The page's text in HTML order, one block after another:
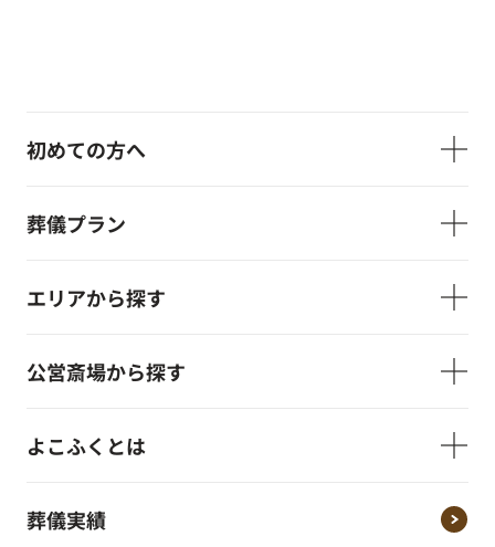
初めての方へ
葬儀プラン
エリアから探す
公営斎場から探す
よこふくとは
葬儀実績